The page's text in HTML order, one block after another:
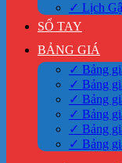
✓ Lịch
SỔ TAY
BẢNG GIÁ
✓ Bảng
✓ Bảng
✓ Bảng
✓ Bảng
✓ Bảng
✓ Bảng